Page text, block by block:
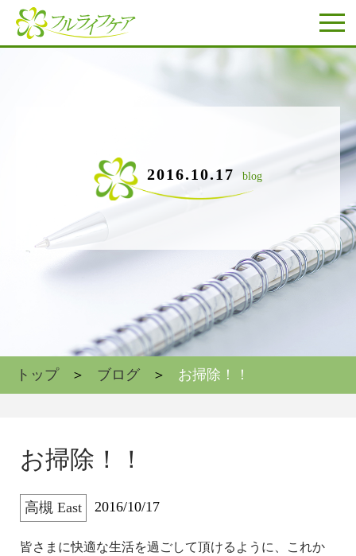
2016.10.17 blog
トップ ブログ お掃除！！
お掃除！！
高槻 East 2016/10/17
皆さまに快適な生活を過ごして頂けるように、これか